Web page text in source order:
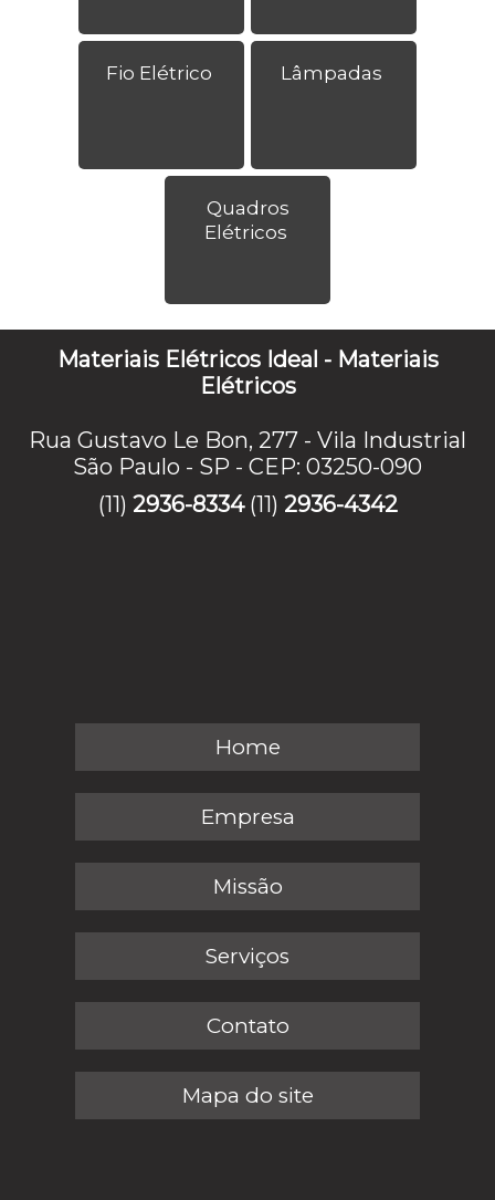
Fio Elétrico Lâmpadas
Quadros
Elétricos
Materiais Elétricos Ideal - Materiais
Elétricos
Rua Gustavo Le Bon, 277 - Vila Industrial
São Paulo - SP - CEP: 03250-090
(11) 2936-8334 (11) 2936-4342
Home
Empresa
Missão
Serviços
Contato
Mapa do site